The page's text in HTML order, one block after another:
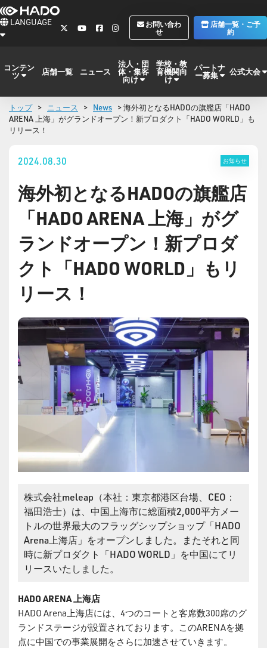
LANGUAGE
お問い合わ
せ
店舗一覧・ご予
約
コンテン
ツ 店舗一覧 ニュース
法人・団
体・集客
向け
学校・教
育機関向
け
パートナ
ー募集 公式大会
トップ > ニュース > News > 海外初となるHADOの旗艦店「HADO
ARENA 上海」がグランドオープン！新プロダクト「HADO WORLD」も
リリース！
2024.08.30 お知らせ
海外初となるHADOの旗艦店
「HADO ARENA 上海」がグ
ランドオープン！新プロダ
クト「HADO WORLD」もリ
リース！
株式会社meleap（本社：東京都港区台場、CEO：
福田浩士）は、中国上海市に総面積2,000平方メー
トルの世界最大のフラッグシップショップ「HADO
Arena上海店」をオープンしました。またそれと同
時に新プロダクト「HADO WORLD」を中国にてリ
リースいたしました。
HADO ARENA 上海店
HADO Arena上海店には、4つのコートと客席数300席のグ
ランドステージが設置されております。このARENAを拠
点に中国での事業展開をさらに加速させていきます。